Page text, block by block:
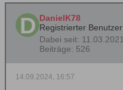
DanielK78
Registrierter Benutzer
Dabei seit: 11.03.2021
Beiträge: 526
14.09.2024, 16:57